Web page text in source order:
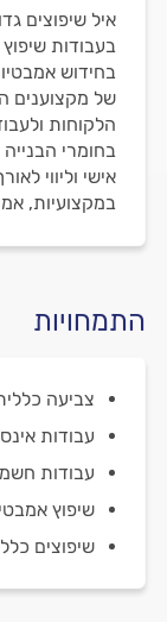
בעבודות
בחידוש
של מקצוענים
הלקוחות
בחומרי
אישי וליווי
במקצועיות,
התמחויות
צביעה
עבודות
עבודות
שיפוץ
שיפוצים